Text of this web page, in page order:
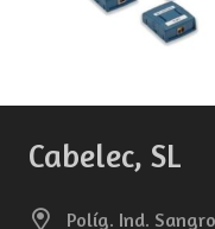
Cabelec, SL
Políg. Ind.